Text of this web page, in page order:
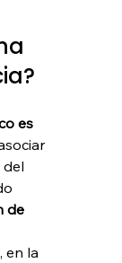
es
del
de
en la